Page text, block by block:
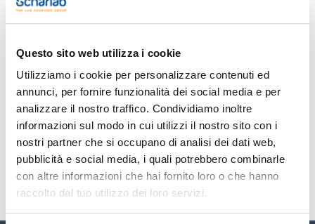
Questo sito web utilizza i cookie
Utilizziamo i cookie per personalizzare contenuti ed
annunci, per fornire funzionalità dei social media e per
analizzare il nostro traffico. Condividiamo inoltre
informazioni sul modo in cui utilizzi il nostro sito con i
nostri partner che si occupano di analisi dei dati web,
pubblicità e social media, i quali potrebbero combinarle
con altre informazioni che hai fornito loro o che hanno
raccolto dal tuo utilizzo dei loro servizi.
Documentazione tecnica
TDS / Scheda tecnica
Registrati per i download
COA
Registrati per i download
SDS / Scheda di
Sicurezza
Registrati per i download